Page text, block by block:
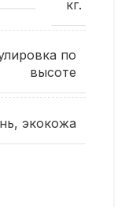
кг.
по
высоте
экокожа